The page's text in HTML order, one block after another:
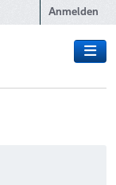
Anmelden